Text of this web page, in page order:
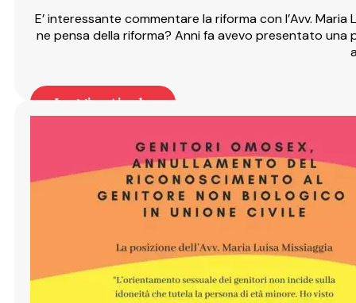
E’ interessante commentare la riforma con l’Avv.
ne pensa della riforma? Anni fa avevo presentato
Leggi articolo